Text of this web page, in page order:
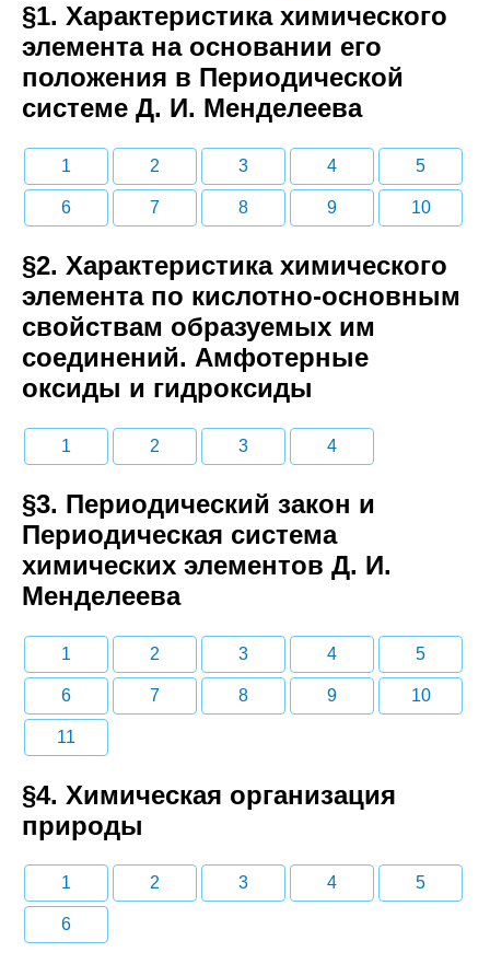
§1. Характеристика химического
элемента на основании его
положения в Периодической
системе Д. И. Менделеева
1 2 3 4 5
6 7 8 9 10
§2. Характеристика химического
элемента по кислотно-основным
свойствам образуемых им
соединений. Амфотерные
оксиды и гидроксиды
1 2 3 4
§3. Периодический закон и
Периодическая система
химических элементов Д. И.
Менделеева
1 2 3 4 5
6 7 8 9 10
11
§4. Химическая организация
природы
1 2 3 4 5
6